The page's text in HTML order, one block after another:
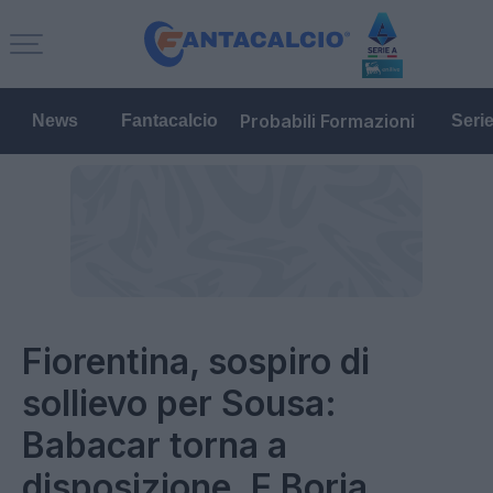
News Fantacalcio Probabili Formazioni
Fiorentina, sospiro di
sollievo per Sousa:
Babacar torna a